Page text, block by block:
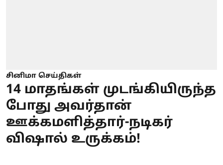
சினிமா செய்திகள்
14 மாதங்கள் முடங்கியிருந்த
போது அவர்தான்
ஊக்கமளித்தார்-நடிகர்
விஷால் உருக்கம்!